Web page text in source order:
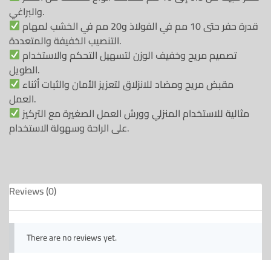
والبراغي.
قدرة حفر حتى 10 مم في الفولاذ و20 مم في الخشب لمهام
التنصيب الخفيفة والمتعددة.
تصميم مريح وخفيف الوزن لتسهيل التحكم والاستخدام
الطويل.
مقبض مريح ومضاد للانزلاق لتعزيز الأمان والثبات أثناء
العمل.
على الراحة وسهولة الاستخدام.
Reviews (0)
There are no reviews yet.